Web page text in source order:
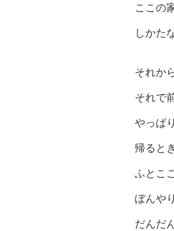
ここの
しかた
それか
それで
やっぱ
帰ると
ふとこ
ぼんや
だんだ